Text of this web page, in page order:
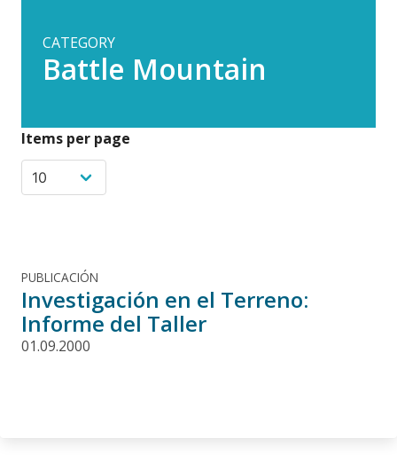
CATEGORY
Battle Mountain
Items per page
PUBLICACIÓN
Investigación en el Terreno:
Informe del Taller
01.09.2000